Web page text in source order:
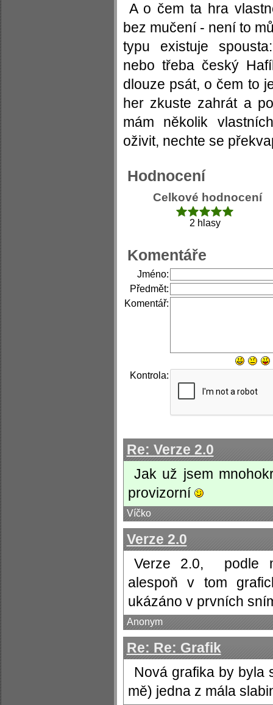
A o čem ta hra
bez mučení - není to
typu existuje
nebo třeba český
dlouze psát, o čem to
her zkuste zahrát a
mám několik
oživit, nechte se
Hodnocení
Celkové hodnocení
2 hlasy
Komentáře
Jméno:
Předmět:
Komentář:
Kontrola:
Re: Verze 2.0
Jak už jsem
provizorní
Víčko
Verze 2.0
Verze 2.0, podle
alespoň v tom
ukázáno v prvních
Anonym
Re: Re: Grafik
Nová grafika by byla
mě) jedna z mála